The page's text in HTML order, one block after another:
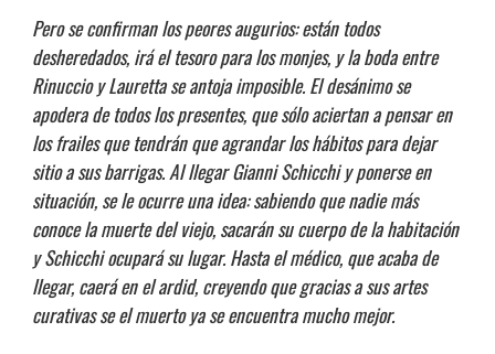
Pero se confirman los peores augurios: están todos
desheredados, irá el tesoro para los monjes, y la boda entre
Rinuccio y Lauretta se antoja imposible. El desánimo se
apodera de todos los presentes, que sólo aciertan a pensar en
los frailes que tendrán que agrandar los hábitos para dejar
sitio a sus barrigas. Al llegar Gianni Schicchi y ponerse en
situación, se le ocurre una idea: sabiendo que nadie más
conoce la muerte del viejo, sacarán su cuerpo de la habitación
y Schicchi ocupará su lugar. Hasta el médico, que acaba de
llegar, caerá en el ardid, creyendo que gracias a sus artes
curativas se el muerto ya se encuentra mucho mejor.